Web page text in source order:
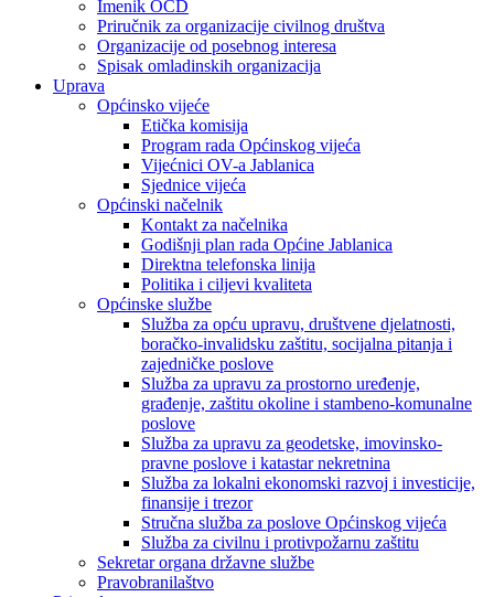
Imenik OCD
Priručnik za organizacije civilnog društva
Organizacije od posebnog interesa
Spisak omladinskih organizacija
Uprava
Općinsko vijeće
Etička komisija
Program rada Općinskog vijeća
Vijećnici OV-a Jablanica
Sjednice vijeća
Općinski načelnik
Kontakt za načelnika
Godišnji plan rada Općine Jablanica
Direktna telefonska linija
Politika i ciljevi kvaliteta
Općinske službe
Služba za opću upravu, društvene djelatnosti,
boračko-invalidsku zaštitu, socijalna pitanja i
zajedničke poslove
Služba za upravu za prostorno uređenje,
građenje, zaštitu okoline i stambeno-komunalne
poslove
Služba za upravu za geodetske, imovinsko-
pravne poslove i katastar nekretnina
Služba za lokalni ekonomski razvoj i investicije,
finansije i trezor
Stručna služba za poslove Općinskog vijeća
Služba za civilnu i protivpožarnu zaštitu
Sekretar organa državne službe
Pravobranilaštvo